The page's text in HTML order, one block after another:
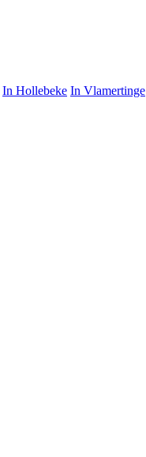
In Hollebeke In Vlamertinge